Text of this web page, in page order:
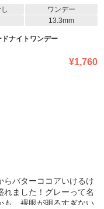
ワンデー
13.3mm
ナイトワンデー
¥1,760
らバターココアいけるけ
れました！グレーって名
も。裸眼が明るすぎない